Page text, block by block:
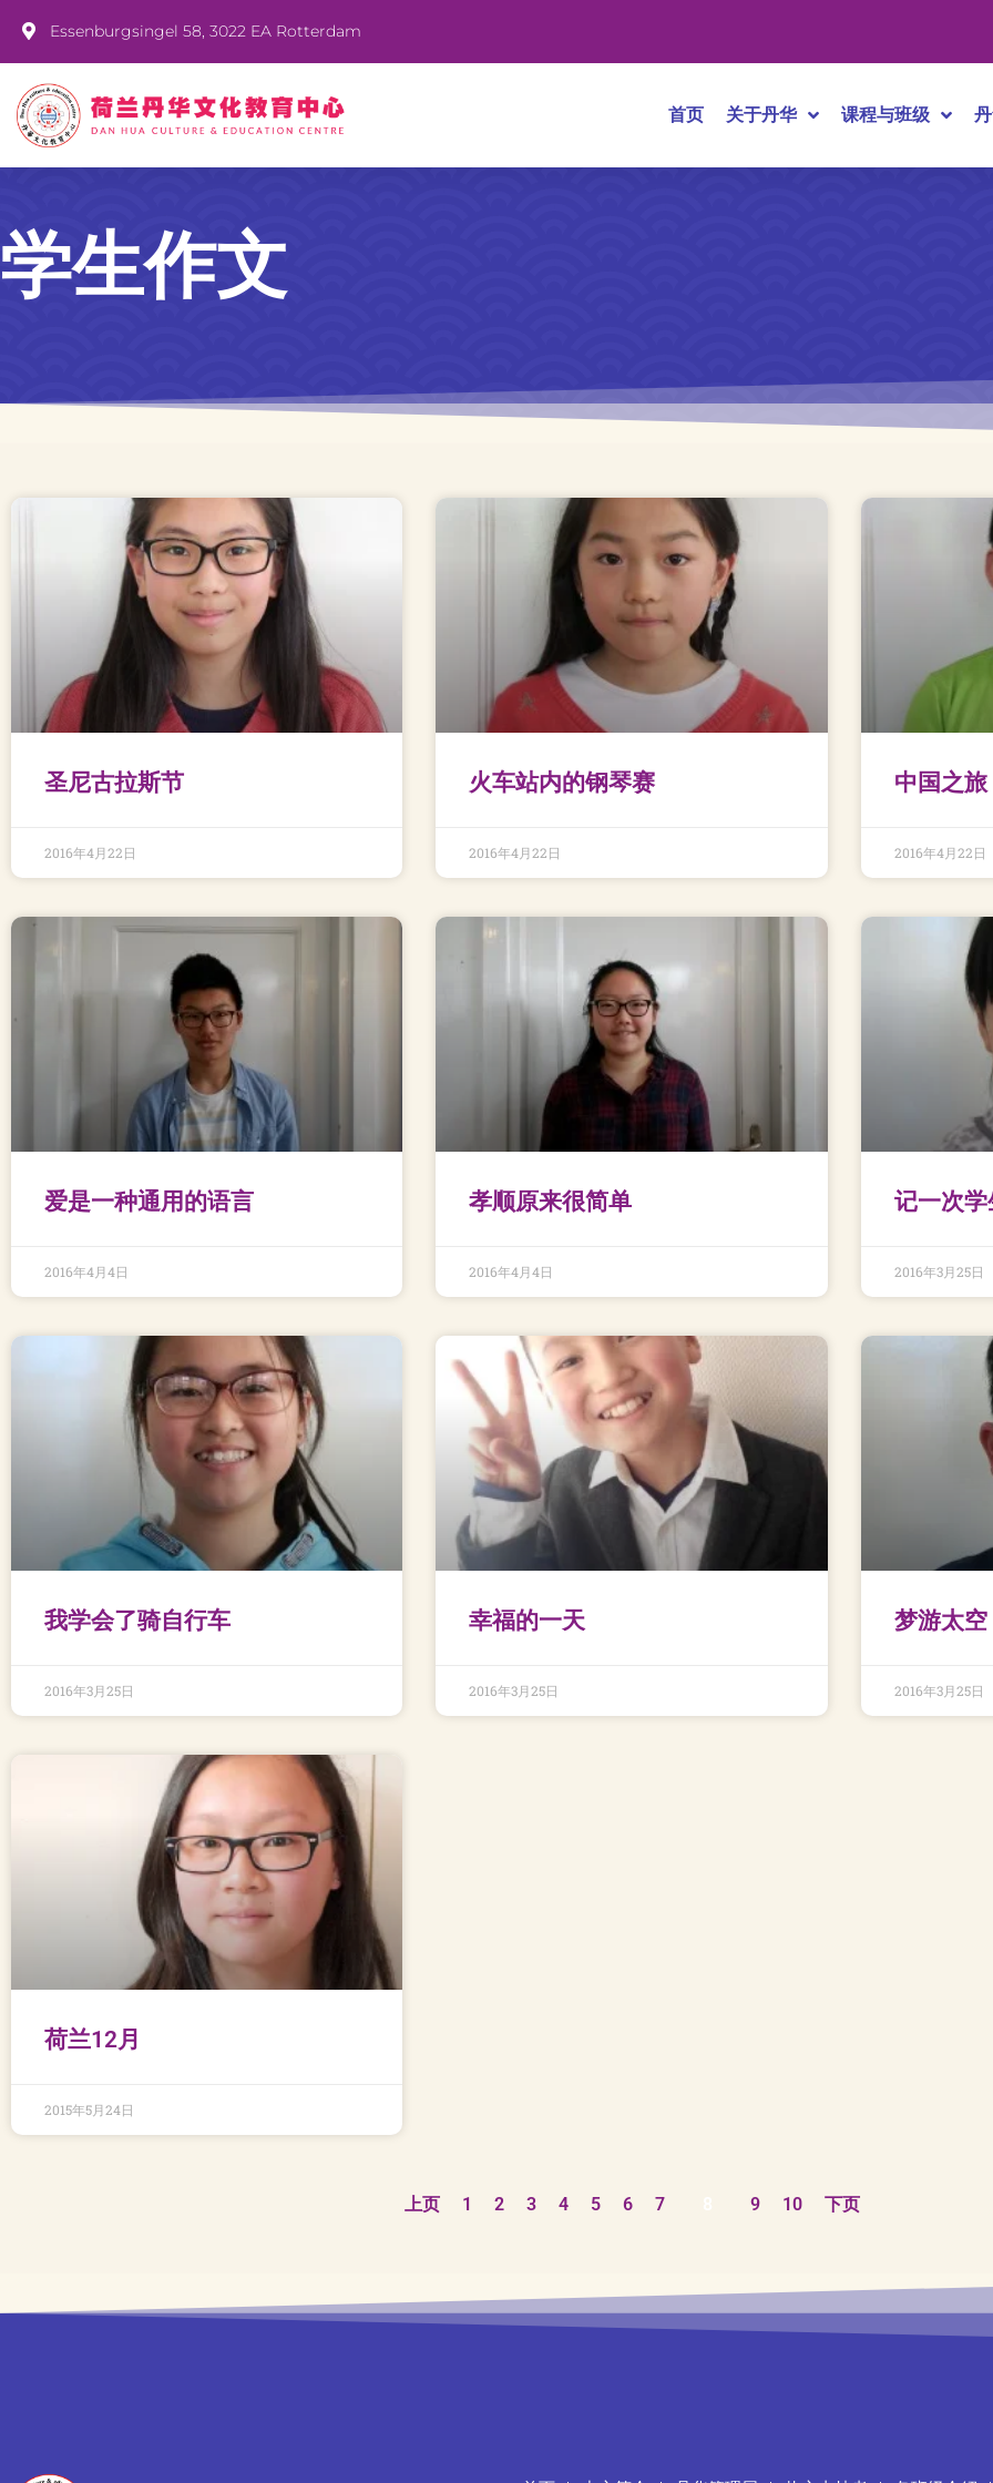
Essenburgsingel 58, 3022 EA Rotterdam
首页 关于丹华 课程与班级
学生作文
圣尼古拉斯节
2016年4月22日
火车站内的钢琴赛
2016年4月22日
中国之旅
2016年4月22日
爱是一种通用的语言
2016年4月4日
孝顺原来很简单
2016年4月4日
记一次
2016年3月25日
我学会了骑自行车
2016年3月25日
幸福的一天
2016年3月25日
梦游太空
2016年3月25日
荷兰12月
2015年5月24日
上页 1 2 3 4 5 6 7 9 10 下页